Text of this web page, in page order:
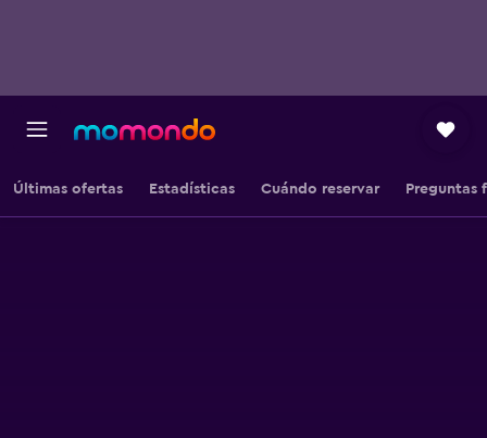
Últimas ofertas Estadísticas Cuándo reservar Preguntas